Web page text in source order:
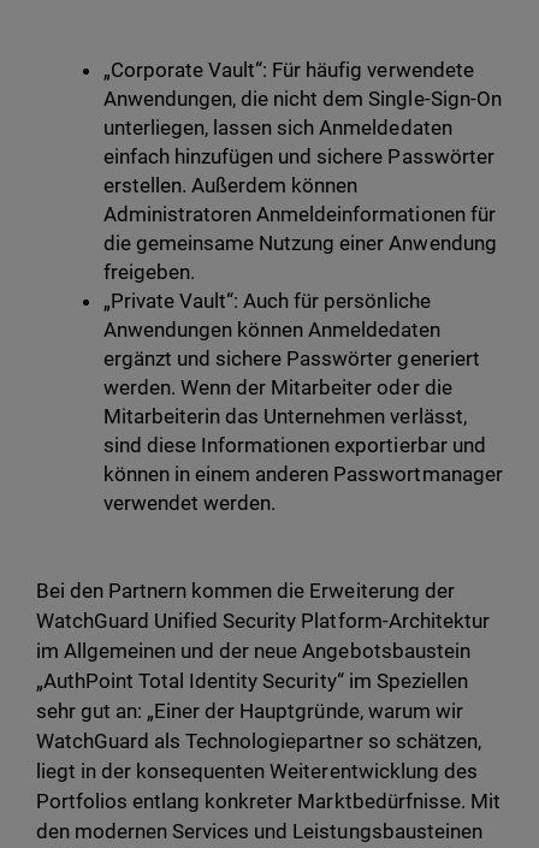
„Corporate Vault“: Für häufig verwendete
Anwendungen, die nicht dem Single-Sign-On
unterliegen, lassen sich Anmeldedaten
einfach hinzufügen und sichere Passwörter
erstellen. Außerdem können
Administratoren Anmeldeinformationen für
die gemeinsame Nutzung einer Anwendung
freigeben.
„Private Vault“: Auch für persönliche
Anwendungen können Anmeldedaten
ergänzt und sichere Passwörter generiert
werden. Wenn der Mitarbeiter oder die
Mitarbeiterin das Unternehmen verlässt,
sind diese Informationen exportierbar und
können in einem anderen Passwortmanager
verwendet werden.
Bei den Partnern kommen die Erweiterung der
WatchGuard Unified Security Platform-Architektur
im Allgemeinen und der neue Angebotsbaustein
„AuthPoint Total Identity Security“ im Speziellen
sehr gut an: „Einer der Hauptgründe, warum wir
WatchGuard als Technologiepartner so schätzen,
liegt in der konsequenten Weiterentwicklung des
Portfolios entlang konkreter Marktbedürfnisse. Mit
den modernen Services und Leistungsbausteinen